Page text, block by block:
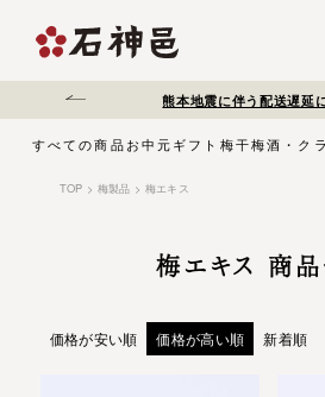
遅延について 夏季休業のお
すべての商品 お中元 ギフト 梅干梅酒・ク
TOP 梅製品 梅エキス
梅エキス 商
価格が安い順 価格が高い順 新着順